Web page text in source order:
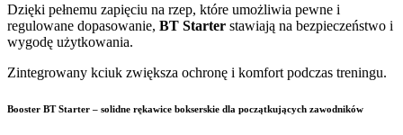
Dzięki pełnemu zapięciu na rzep, które umożliwia pewne i
regulowane dopasowanie, BT Starter stawiają na bezpieczeństwo i
wygodę użytkowania.
Zintegrowany kciuk zwiększa ochronę i komfort podczas treningu.
Booster BT Starter – solidne rękawice bokserskie dla początkujących zawodników